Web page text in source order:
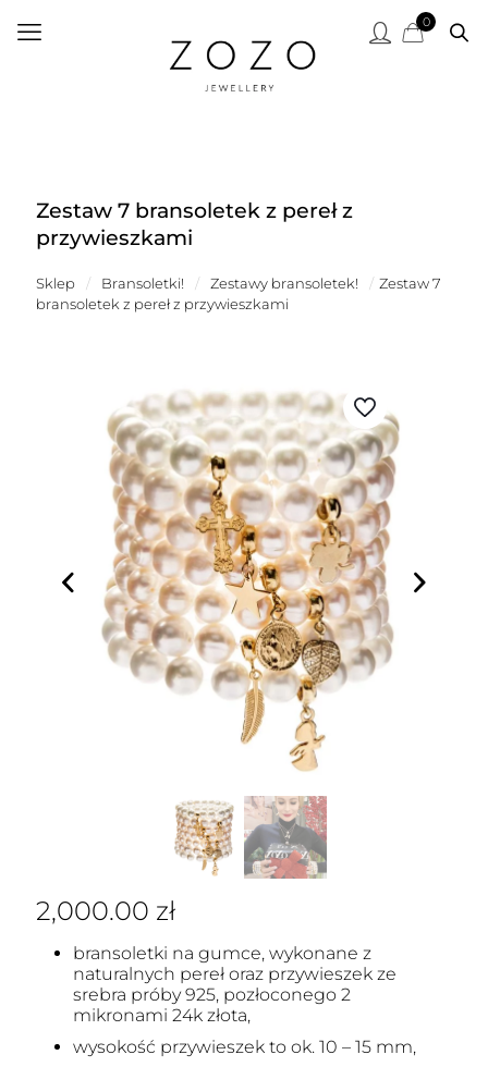
0
Zestaw 7 bransoletek z pereł z
przywieszkami
Sklep / Bransoletki! / Zestawy bransoletek! / Zestaw 7
bransoletek z pereł z przywieszkami
2,000.00 zł
bransoletki na gumce, wykonane z
naturalnych pereł oraz przywieszek ze
srebra próby 925, pozłoconego 2
mikronami 24k złota,
wysokość przywieszek to ok. 10 – 15 mm,